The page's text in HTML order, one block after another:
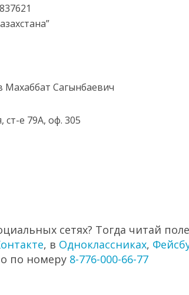
Махаббат Сагынбаевич
ст-е 79А, оф. 305
сетях? Тогда читай
, в Одноклассниках,
по номеру 8-776-000-66-77